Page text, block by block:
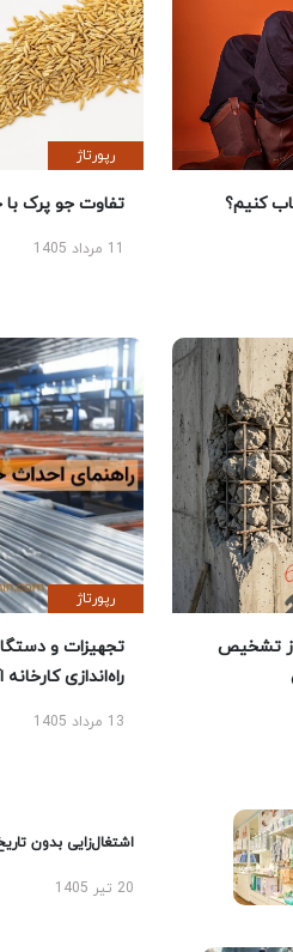
کنیم؟
رپورتاژ
تفاوت جو پرک
تشخیص
رپورتاژ
تجهیزات و
راه‌اندازی
13 مرداد 1405
اشتغال‌زایی بدون تاریخ
20 تیر 1405